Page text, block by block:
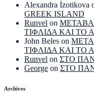
Alexandra İzotikova
GREEK ISLAND
Runvel on
ΤΙΦΛΙΔΑ ΚΑΙ ΤΟ
John Beles on
ΤΙΦΛΙΔΑ ΚΑΙ ΤΟ
Runvel on ΣΤΟ
George on ΣΤΟ
Archives